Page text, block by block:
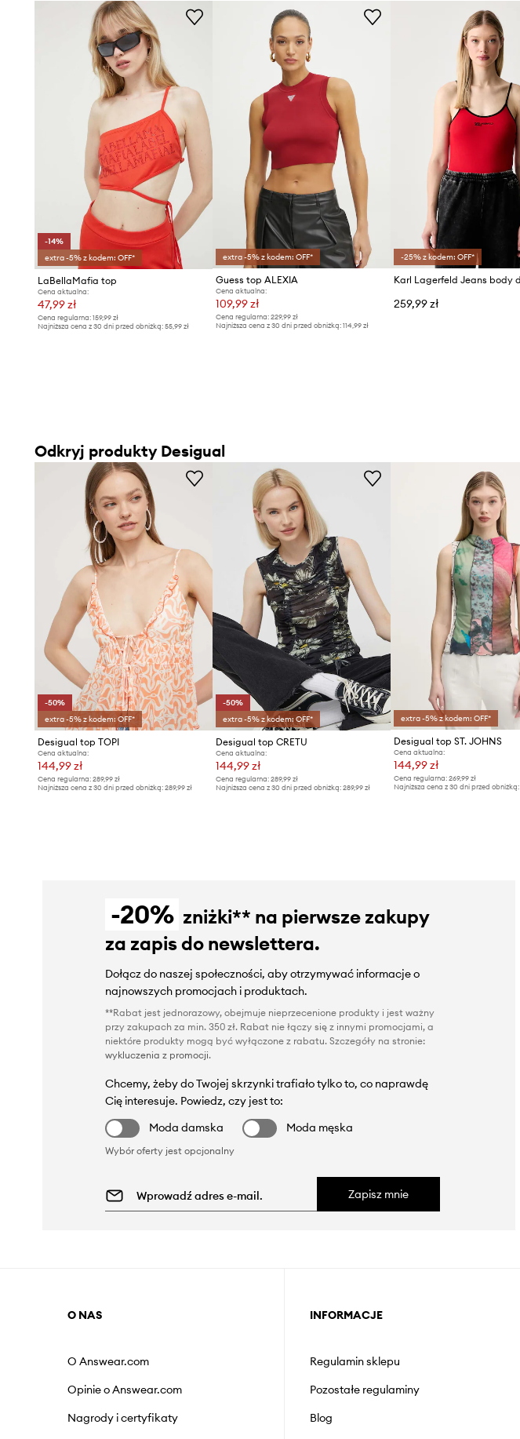
-14%
extra -5% z kodem: OFF*
LaBellaMafia top
Cena aktualna:
47,99 zł
Cena regularna: 159,99 zł
Najniższa cena z 30 dni przed obniżką: 55,99 zł
extra -5% z kodem: OFF*
Guess top ALEXIA
Cena aktualna:
109,99 zł
Cena regularna:229,99 zł
Najniższa cena z 30 dni przed obniżką:114,99 zł
-25% z kodem: OFF*
259,99 zł
Odkryj produkty Desigual
-50%
extra -5% z kodem: OFF*
Desigual top TOPI
Cena aktualna:
144,99 zł
Cena regularna: 289,99 zł
Najniższa cena z 30 dni przed obniżką: 289,99 zł
-50%
extra -5% z kodem: OFF*
Desigual top CRETU
Cena aktualna:
144,99 zł
Cena regularna:289,99 zł
Najniższa cena z 30 dni przed obniżką:289,99 zł
extra -5% z kodem: OFF*
Desigual top ST. JOHNS
Cena aktualna:
144,99 zł
Cena regularna: 269,99 zł
Najniższa cena z 30 dni przed obniżką:
-20% zniżki** na pierwsze zakupy
za zapis do newslettera.
Dołącz do naszej społeczności, aby otrzymywać informacje o
najnowszych promocjach i produktach.
**Rabat jest jednorazowy, obejmuje nieprzecenione produkty i jest ważny
przy zakupach za min. 350 zł. Rabat nie łączy się z innymi promocjami, a
niektóre produkty mogą być wyłączone z rabatu. Szczegóły na stronie:
wykluczenia z promocji.
Chcemy, żeby do Twojej skrzynki trafiało tylko to, co naprawdę
Cię interesuje. Powiedz, czy jest to:
Moda damska
Moda męska
Wybór oferty jest opcjonalny
Zapisz mnie
O NAS
O Answear.com
Opinie o Answear.com
Nagrody i certyfikaty
INFORMACJE
Regulamin sklepu
Pozostałe regulaminy
Blog